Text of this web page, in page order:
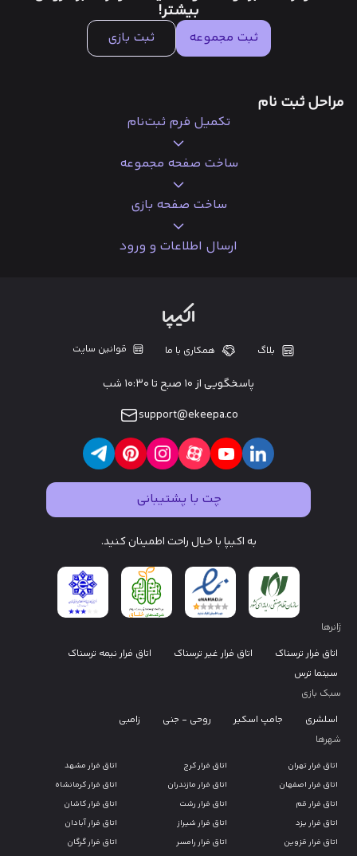
بیشتر!
ثبت مجموعه ثبت بازی
مراحل ثبت نام
تکمیل فرم ثبت‌نام
ساخت صفحه مجموعه
ساخت صفحه بازی
ارسال اطلاعات و ورود
بلاگ همکاری با ما قوانین سایت
پاسخگویی از ۱۰ صبح تا ۱۰:۳۰ شب
support@ekeepa.co
چت با پشتیبانی
به اکیپا با خیال راحت اطمینان کنید.
ژانرها
اتاق فرار ترسناک
اتاق فرار غیر ترسناک
اتاق فرار نیمه ترسناک
سینما ترس
سبک بازی
اسلشری
جامپ اسکیر روحی - جنی
زامبی
شهرها
اتاق فرار تهران اتاق فرار کرج
اتاق فرار مشهد
اتاق فرار اصفهان
اتاق فرار مازندران
اتاق فرار کرمانشاه
اتاق فرار قم
اتاق فرار رشت
اتاق فرار کاشان
اتاق فرار یزد
اتاق فرار شیراز
اتاق فرار آبادان
اتاق فرار قزوین
اتاق فرار رامسر
اتاق فرار گرگان